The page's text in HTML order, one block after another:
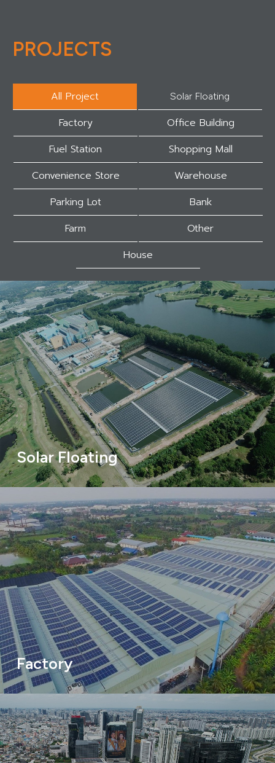
PROJECTS
All Project Solar Floating
Factory
Office Building
Fuel Station
Shopping Mall
Convenience Store
Warehouse
Parking Lot
Bank
Farm
Other
House
Solar Floating
Factory